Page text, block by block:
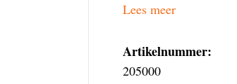
Lees meer
Artikelnummer:
205000